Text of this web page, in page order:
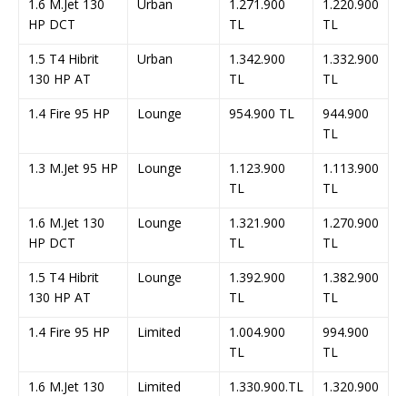
1.6 M.Jet 130
HP DCT
Urban
1.271.900
TL
1.220.900
TL
1.5 T4 Hibrit
130 HP AT
Urban
1.342.900
TL
1.332.900
TL
1.4 Fire 95 HP
Lounge 954.900 TL
944.900
TL
1.3 M.Jet 95 HP
Lounge
1.123.900
TL
1.113.900
TL
1.6 M.Jet 130
HP DCT
Lounge
1.321.900
TL
1.270.900
TL
1.5 T4 Hibrit
130 HP AT
Lounge
1.392.900
TL
1.382.900
TL
1.4 Fire 95 HP
Limited
1.004.900
TL
994.900
TL
1.6 M.Jet 130
Limited 1.330.900.TL
1.320.900